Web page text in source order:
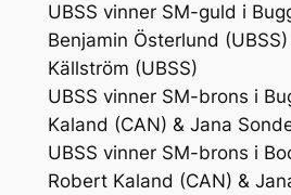
UBSS vinner SM-guld i
Benjamin Österlund
Källström (UBSS)
UBSS vinner SM-brons i
Kaland (CAN) & Jana
UBSS vinner SM-brons i
Robert Kaland (CAN) &